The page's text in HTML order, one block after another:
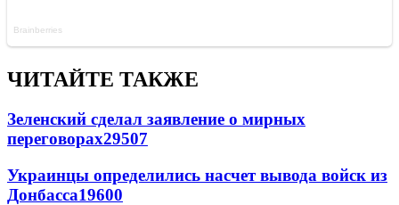
ЧИТАЙТЕ ТАКЖЕ
Зеленский сделал заявление о мирных
переговорах29507
Украинцы определились насчет вывода войск из
Донбасса19600